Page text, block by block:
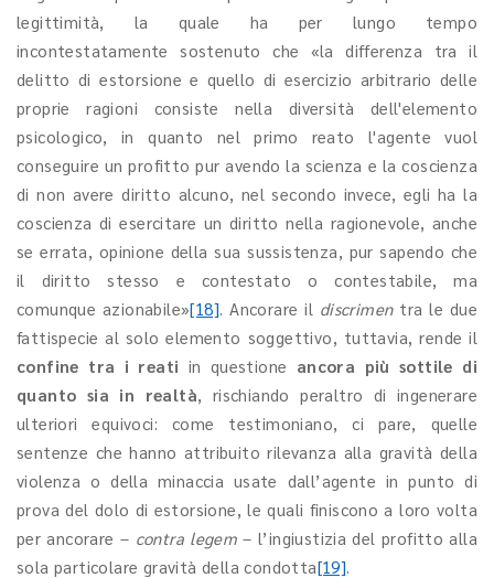
legittimità, la quale ha per lungo tempo
incontestatamente sostenuto che «la differenza tra il
delitto di estorsione e quello di esercizio arbitrario delle
proprie ragioni consiste nella diversità dell'elemento
psicologico, in quanto nel primo reato l'agente vuol
conseguire un profitto pur avendo la scienza e la coscienza
di non avere diritto alcuno, nel secondo invece, egli ha la
coscienza di esercitare un diritto nella ragionevole, anche
se errata, opinione della sua sussistenza, pur sapendo che
il diritto stesso e contestato o contestabile, ma
comunque azionabile»[18]. Ancorare il discrimentra le due
fattispecie al solo elemento soggettivo, tuttavia, rende il
confine tra i reati in questione ancora più sottile di
quanto sia in realtà, rischiando peraltro di ingenerare
ulteriori equivoci: come testimoniano, ci pare, quelle
sentenze che hanno attribuito rilevanza alla gravità della
violenza o della minaccia usate dall’agente in punto di
prova del dolo di estorsione, le quali finiscono a loro volta
per ancorare – contra legem – l’ingiustizia del profitto alla
sola particolare gravità della condotta[19].